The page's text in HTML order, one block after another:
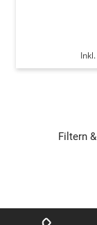
Filtern